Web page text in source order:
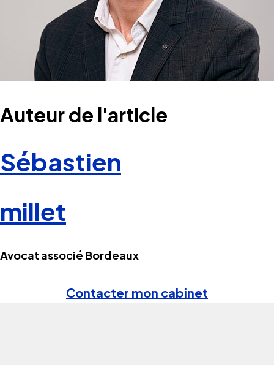
Auteur de l'article
Sébastien
millet
Avocat associé Bordeaux
Contacter mon cabinet